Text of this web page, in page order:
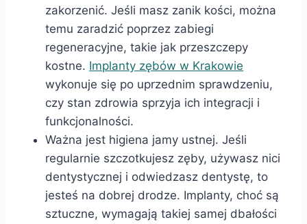
zakorzenić. Jeśli masz zanik kości, można
temu zaradzić poprzez zabiegi
regeneracyjne, takie jak przeszczepy
kostne. Implanty zębów w Krakowie
wykonuje się po uprzednim sprawdzeniu,
czy stan zdrowia sprzyja ich integracji i
funkcjonalności.
Ważna jest higiena jamy ustnej. Jeśli
regularnie szczotkujesz zęby, używasz nici
dentystycznej i odwiedzasz dentystę, to
jesteś na dobrej drodze. Implanty, choć są
sztuczne, wymagają takiej samej dbałości